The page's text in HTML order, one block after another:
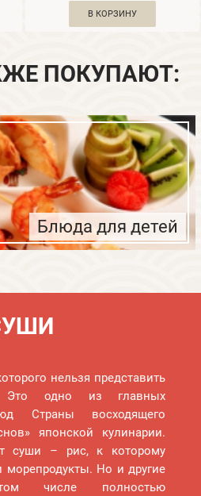
В КОРЗИНУ
ПОКУПАЮТ:
Блюда для детей
нельзя представить
Это одно из главных
Страны восходящего
японской кулинарии.
суши – рис, к которому
Но и другие
числе полностью